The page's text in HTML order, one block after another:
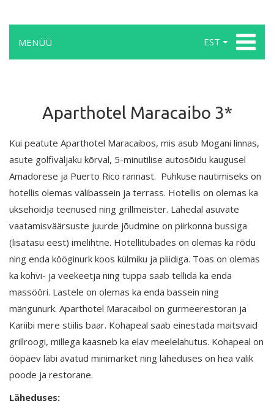
EST
MENÜÜ
Aparthotel Maracaibo 3*
Kui peatute Aparthotel Maracaibos, mis asub Mogani linnas,
asute golfiväljaku kõrval, 5-minutilise autosõidu kaugusel
Amadorese ja Puerto Rico rannast. Puhkuse nautimiseks on
hotellis olemas välibassein ja terrass. Hotellis on olemas ka
uksehoidja teenused ning grillmeister. Lähedal asuvate
vaatamisväärsuste juurde jõudmine on piirkonna bussiga
(lisatasu eest) imelihtne. Hotellitubades on olemas ka rõdu
ning enda kööginurk koos külmiku ja pliidiga. Toas on olemas
ka kohvi- ja veekeetja ning tuppa saab tellida ka enda
massööri. Lastele on olemas ka enda bassein ning
mängunurk. Aparthotel Maracaibol on gurmeerestoran ja
Kariibi mere stiilis baar. Kohapeal saab einestada maitsvaid
grillroogi, millega kaasneb ka elav meelelahutus. Kohapeal on
ööpäev läbi avatud minimarket ning läheduses on hea valik
poode ja restorane.
Läheduses: